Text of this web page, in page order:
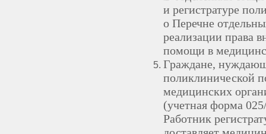
и регистратуре
о Перечне
реализации права
помощи в
Граждане,
поликлинической
медицинских
(учетная форма
Работник